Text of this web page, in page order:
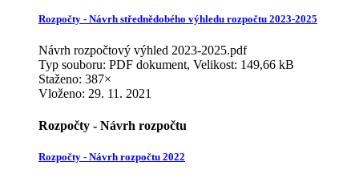
Rozpočty - Návrh střednědobého výhledu rozpočtu 2023-2025
Návrh rozpočtový výhled 2023-2025.pdf
Typ souboru: PDF dokument, Velikost: 149,66 kB
Staženo: 387×
Vloženo: 29. 11. 2021
Rozpočty - Návrh rozpočtu
Rozpočty - Návrh rozpočtu 2022